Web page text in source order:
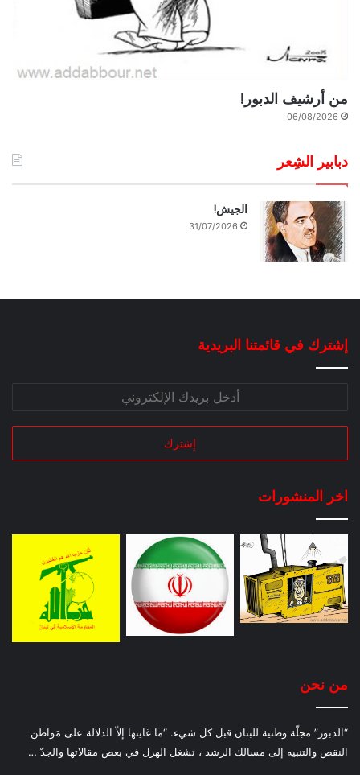
من أرشيف الدبور!
06/08/2026
دبابير الشِعر
الجيش!
31/07/2026
إشترك في قائمتنا البريدية
اخر المنشورات
من نحن
“الدبور” مجلّة وطنية للبنان قبل كل شيء. “ما غايتها إلاّ الدلالة على مَواطن
النقص والتنبيه إلى مسالك الرشد ، تشغل الهزل في بعض مقالاتها والجدّ …